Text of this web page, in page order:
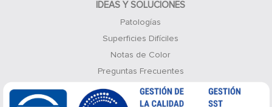
IDEAS Y SOLUCIONES
Patologías
Superficies Difíciles
Notas de Color
Preguntas Frecuentes